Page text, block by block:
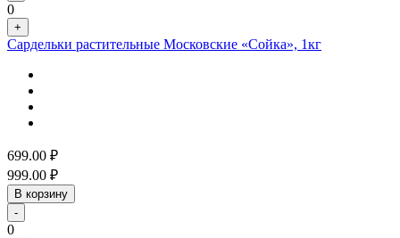
0
+
Сардельки растительные Московские «Сойка», 1кг
699.00 ₽
999.00 ₽
В корзину
-
0